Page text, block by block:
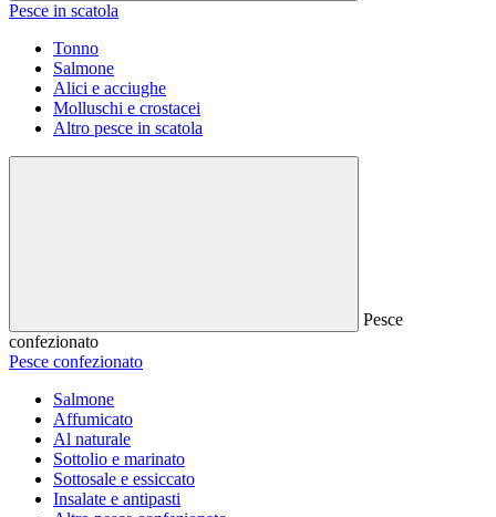
Pesce in scatola
Tonno
Salmone
Alici e acciughe
Molluschi e crostacei
Altro pesce in scatola
Pesce
confezionato
Pesce confezionato
Salmone
Affumicato
Al naturale
Sottolio e marinato
Sottosale e essiccato
Insalate e antipasti